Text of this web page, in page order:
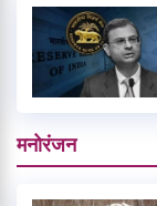
मनोरंजन